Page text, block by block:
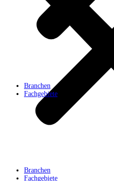
Branchen
Fachgebiete
Branchen
Fachgebiete